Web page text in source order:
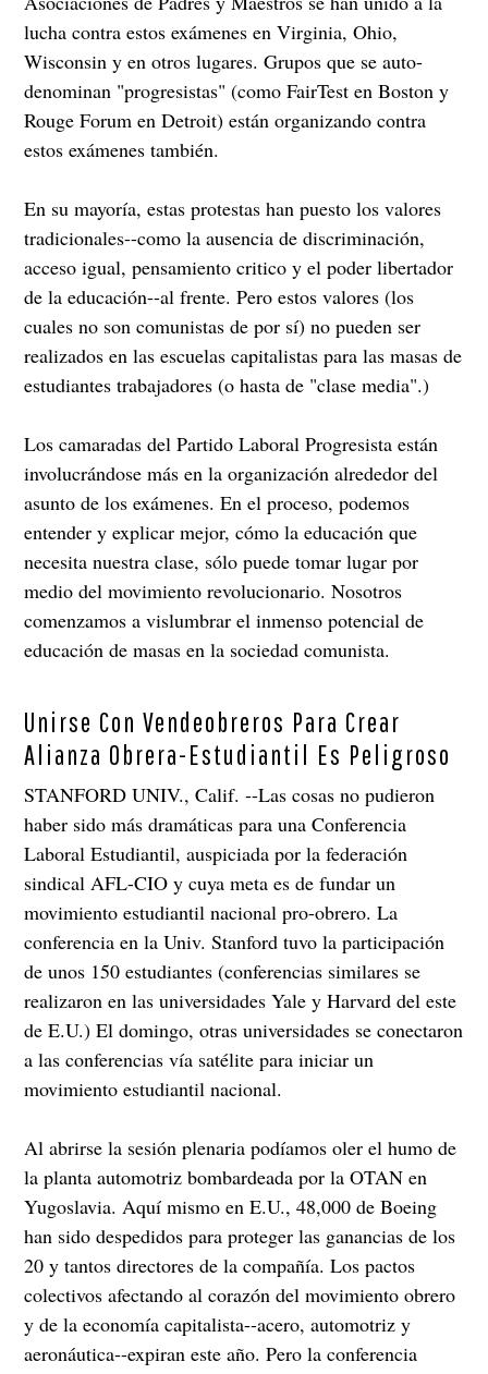
lucha contra estos exámenes en Virginia, Ohio,
Wisconsin y en otros lugares. Grupos que se auto-
denominan "progresistas" (como FairTest en Boston y
Rouge Forum en Detroit) están organizando contra
estos exámenes también.
En su mayoría, estas protestas han puesto los valores
tradicionales--como la ausencia de discriminación,
acceso igual, pensamiento critico y el poder libertador
de la educación--al frente. Pero estos valores (los
cuales no son comunistas de por sí) no pueden ser
realizados en las escuelas capitalistas para las masas de
estudiantes trabajadores (o hasta de "clase media".)
Los camaradas del Partido Laboral Progresista están
involucrándose más en la organización alrededor del
asunto de los exámenes. En el proceso, podemos
entender y explicar mejor, cómo la educación que
necesita nuestra clase, sólo puede tomar lugar por
medio del movimiento revolucionario. Nosotros
comenzamos a vislumbrar el inmenso potencial de
educación de masas en la sociedad comunista.
Unirse Con Vendeobreros Para Crear
Alianza Obrera-Estudiantil Es Peligroso
STANFORD UNIV., Calif. --Las cosas no pudieron
haber sido más dramáticas para una Conferencia
Laboral Estudiantil, auspiciada por la federación
sindical AFL-CIO y cuya meta es de fundar un
movimiento estudiantil nacional pro-obrero. La
conferencia en la Univ. Stanford tuvo la participación
de unos 150 estudiantes (conferencias similares se
realizaron en las universidades Yale y Harvard del este
de E.U.) El domingo, otras universidades se conectaron
a las conferencias vía satélite para iniciar un
movimiento estudiantil nacional.
Al abrirse la sesión plenaria podíamos oler el humo de
la planta automotriz bombardeada por la OTAN en
Yugoslavia. Aquí mismo en E.U., 48,000 de Boeing
han sido despedidos para proteger las ganancias de los
20 y tantos directores de la compañía. Los pactos
colectivos afectando al corazón del movimiento obrero
y de la economía capitalista--acero, automotriz y
aeronáutica--expiran este año. Pero la conferencia